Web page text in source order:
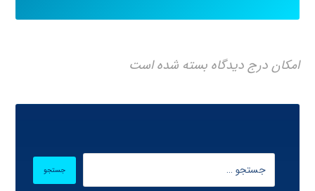
امکان درج دیدگاه بسته شده است